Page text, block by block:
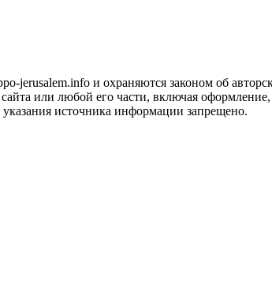
jerusalem.info и охраняются законом об
или любой его части, включая оформление,
указания источника информации запрещено.